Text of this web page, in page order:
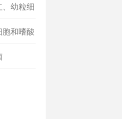
、幼粒细
胞和嗜酸